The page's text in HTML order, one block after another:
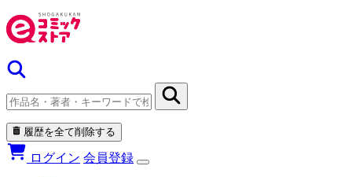
履歴を全て削除する
ログイン 会員登録